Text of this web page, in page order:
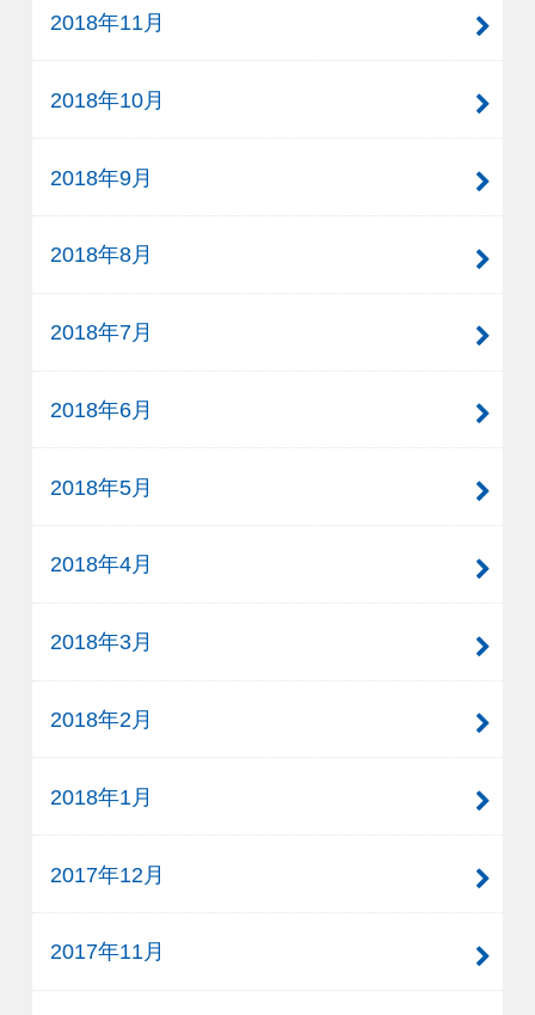
2018年11月
2018年10月
2018年9月
2018年8月
2018年7月
2018年6月
2018年5月
2018年4月
2018年3月
2018年2月
2018年1月
2017年12月
2017年11月